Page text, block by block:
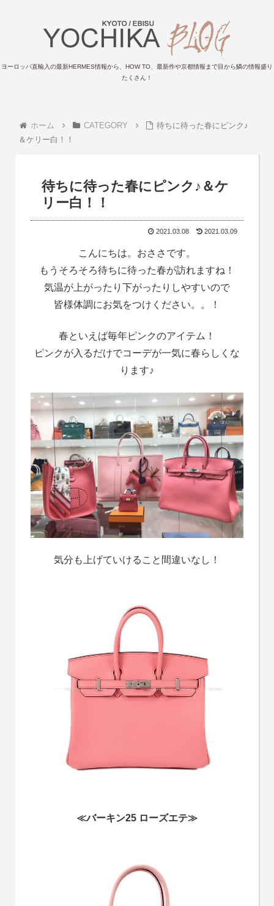
ヨーロッパ直輸入の最新HERMES情報から、HOW TO、最新作や京都情報まで目から鱗の情報盛り
たくさん！
ホーム CATEGORY
待ちに待った春にピンク♪
＆ケリー白！！
待ちに待った春にピンク♪＆ケ
リー白！！
2021.03.08 2021.03.09
こんにちは。おささです。
もうそろそろ待ちに待った春が訪れますね！
気温が上がったり下がったりしやすいので
皆様体調にお気をつけください。。！
春といえば毎年ピンクのアイテム！
ピンクが入るだけでコーデが一気に春らしくな
ります♪
気分も上げていけること間違いなし！
≪バーキン25 ローズエテ≫